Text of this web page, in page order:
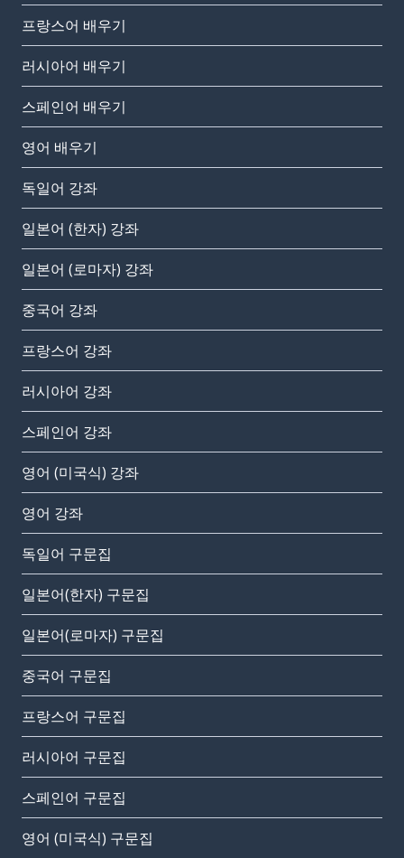
프랑스어 배우기
러시아어 배우기
스페인어 배우기
영어 배우기
독일어 강좌
일본어 (한자) 강좌
일본어 (로마자) 강좌
중국어 강좌
프랑스어 강좌
러시아어 강좌
스페인어 강좌
영어 (미국식) 강좌
영어 강좌
독일어 구문집
일본어(한자) 구문집
일본어(로마자) 구문집
중국어 구문집
프랑스어 구문집
러시아어 구문집
스페인어 구문집
영어 (미국식) 구문집